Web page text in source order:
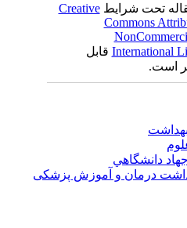
تحت شرایط Creative
Commons
قابل
دانشگاهي
درمان و آموزش پزشکی